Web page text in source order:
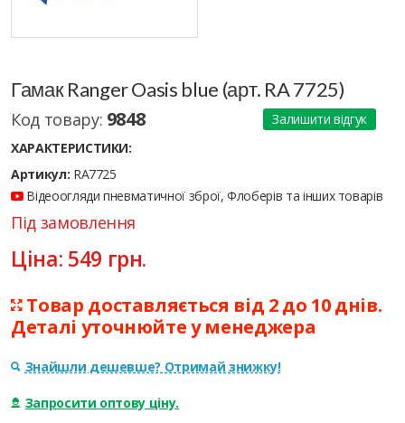
Гамак Ranger Oasis blue (арт. RA 7725)
Код товару: 9848
Залишити відгук
ХАРАКТЕРИСТИКИ:
Артикул: RA7725
Відеоогляди пневматичної зброї, Флоберів та інших товарів
Під замовлення
Ціна: 549 грн.
Товар доставляється від 2 до 10 днів.
Деталі уточнюйте у менеджера
Знайшли дешевше? Отримай знижку!
Запросити оптову ціну.